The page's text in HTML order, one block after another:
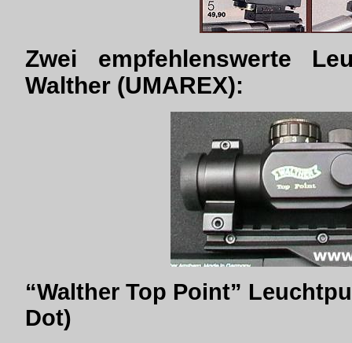
Zwei empfehlenswerte
Walther (UMAREX):
“Walther Top Point”
Dot)